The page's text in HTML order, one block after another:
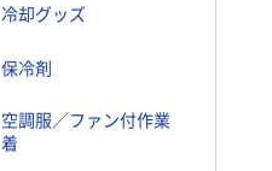
冷却グッズ
保冷剤
空調服／ファン付作業
着